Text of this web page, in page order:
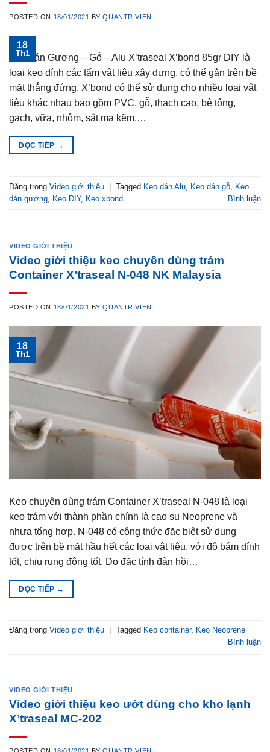
POSTED ON 18/01/2021 BYQUANTRIVIEN
18
Th1
Keo dán Gương – Gỗ – Alu X’traseal X’bond 85gr DIY là
loại keo dính các tấm vật liệu xây dựng, có thể gắn trên bề
mặt thẳng đứng. X’bond có thể sử dụng cho nhiều loại vật
liệu khác nhau bao gồm PVC, gỗ, thạch cao, bê tông,
gạch, vữa, nhôm, sắt mạ kẽm,…
ĐỌC TIẾP →
Đăng trong Video giới thiệu | Tagged Keo dán Alu Keo dán gỗ Keo
dán gương Keo DIY, Keo xbond Bình luận
VIDEO GIỚI THIỆU
Video giới thiệu keo chuyên dùng trám
Container X’traseal N-048 NK Malaysia
POSTED ON 18/01/2021 BYQUANTRIVIEN
18
Th1
Keo chuyên dùng trám Container X’traseal N-048 là loại
keo trám với thành phần chính là cao su Neoprene và
nhựa tổng hợp. N-048 có công thức đặc biệt sử dụng
được trên bề mặt hầu hết các loại vật liệu, với độ bám dính
tốt, chịu rung động tốt. Do đặc tính đàn hồi…
ĐỌC TIẾP →
Đăng trong Video giới thiệu Tagged Keo container, Keo Neoprene
Bình luận
VIDEO GIỚI THIỆU
Video giới thiệu keo ướt dùng cho kho lạnh
X’traseal MC-202